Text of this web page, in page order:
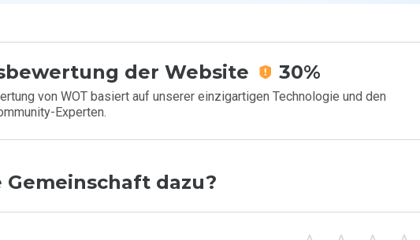
der Website 30%
von WOT basiert auf unserer einzigartigen Technologie und den
Experten.
Gemeinschaft dazu?